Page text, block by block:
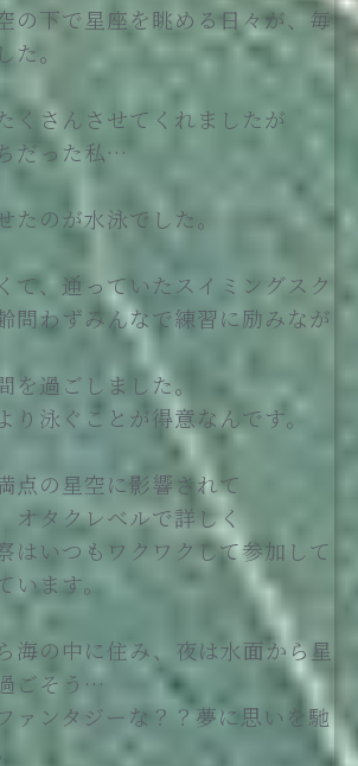
の下で星座を眺める日々が、毎
。
くさんさせてくれましたが
だった私…
たのが水泳でした。
て、通っていたスイミングスク
問わずみんなで練習に励みなが
を過ごしました。
り泳ぐことが得意なんです。
点の星空に影響されて
オタクレベルで詳しく
はいつもワクワクして参加して
います。
海の中に住み、夜は水面から星
ごそう…
ァンタジーな？？夢に思いを馳